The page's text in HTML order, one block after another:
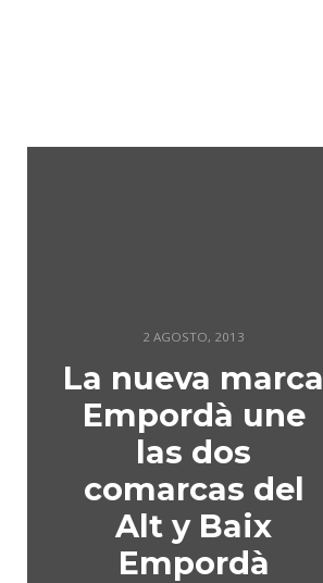
2 AGOSTO, 2013
La nueva marca
Empordà une
las dos
comarcas del
Alt y Baix
Empordà